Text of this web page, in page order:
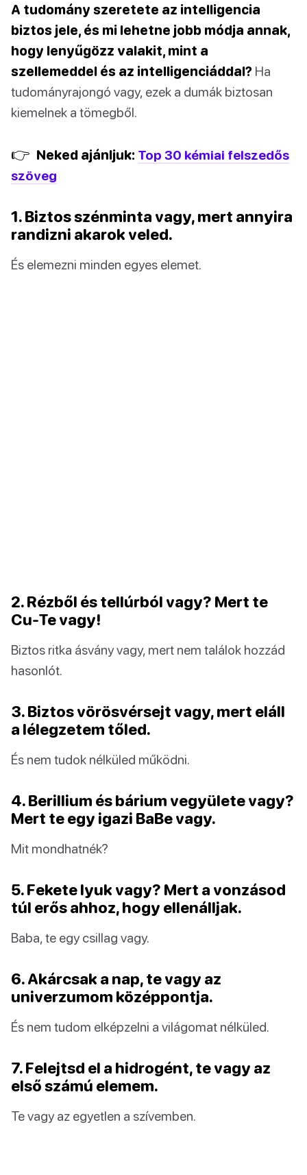
A tudomány szeretete az intelligencia
biztos jele, és mi lehetne jobb módja annak,
hogy lenyűgözz valakit, mint a
szellemeddel és az intelligenciáddal? Ha
tudományrajongó vagy, ezek a dumák biztosan
kiemelnek a tömegből.
👉 Neked ajánljuk: Top 30 kémiai felszedős
szöveg
1. Biztos szénminta vagy, mert annyira
randizni akarok veled.
És elemezni minden egyes elemet.
2. Rézből és tellúrból vagy? Mert te
Cu-Te vagy!
Biztos ritka ásvány vagy, mert nem találok hozzád
hasonlót.
3. Biztos vörösvérsejt vagy, mert eláll
a lélegzetem tőled.
És nem tudok nélküled működni.
4. Berillium és bárium vegyülete vagy?
Mert te egy igazi BaBe vagy.
Mit mondhatnék?
5. Fekete lyuk vagy? Mert a vonzásod
túl erős ahhoz, hogy ellenálljak.
Baba, te egy csillag vagy.
6. Akárcsak a nap, te vagy az
univerzumom középpontja.
És nem tudom elképzelni a világomat nélküled.
7. Felejtsd el a hidrogént, te vagy az
első számú elemem.
Te vagy az egyetlen a szívemben.